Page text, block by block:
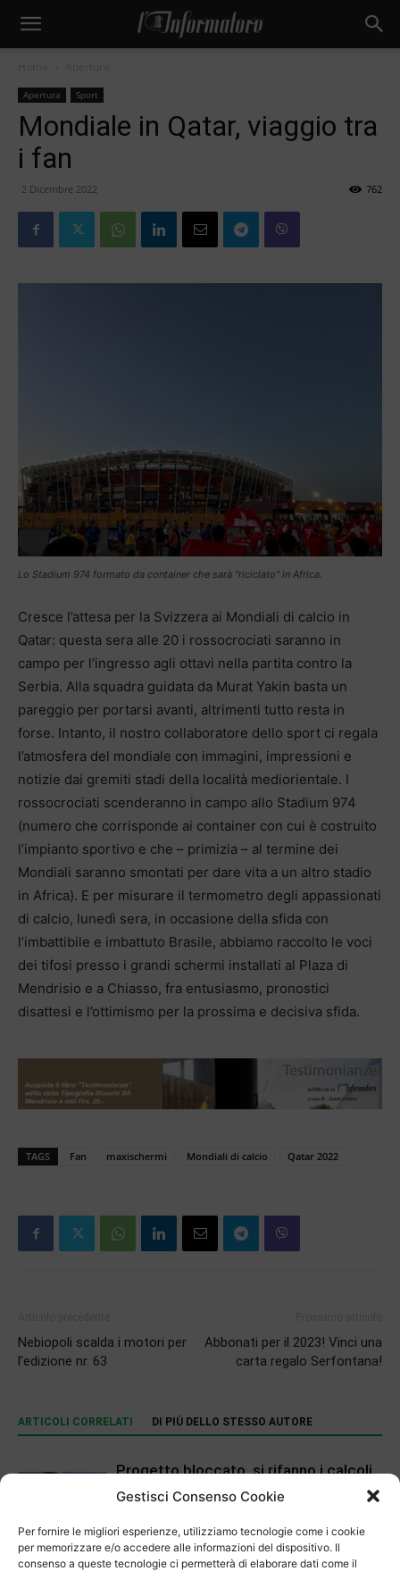
Gestisci Consenso Cookie
Per fornire le migliori esperienze, utilizziamo tecnologie come i cookie
per memorizzare e/o accedere alle informazioni del dispositivo. Il
consenso a queste tecnologie ci permetterà di elaborare dati come il
Apertura Sport
Mondiale in Qatar, viaggio tra
i fan
2 Dicembre 2022 762
Lo Stadium 974 formato da container che sarà "riciclato" in Africa.
Cresce l’attesa per la Svizzera ai Mondiali di calcio in
Qatar: questa sera alle 20 i rossocrociati saranno in
campo per l’ingresso agli ottavi nella partita contro la
Serbia. Alla squadra guidata da Murat Yakin basta un
pareggio per portarsi avanti, altrimenti tutto resta in
forse. Intanto, il nostro collaboratore dello sport ci regala
l’atmosfera del mondiale con immagini, impressioni e
notizie dai gremiti stadi della località mediorientale. I
rossocrociati scenderanno in campo allo Stadium 974
(numero che corrisponde ai container con cui è costruito
l’impianto sportivo e che – primizia – al termine dei
Mondiali saranno smontati per dare vita a un altro stadio
in Africa). E per misurare il termometro degli appassionati
di calcio, lunedì sera, in occasione della sfida con
l’imbattibile e imbattuto Brasile, abbiamo raccolto le voci
dei tifosi presso i grandi schermi installati al Plaza di
Mendrisio e a Chiasso, fra entusiasmo, pronostici
disattesi e l’ottimismo per la prossima e decisiva sfida.
TAGS Fan maxischermi Mondiali di calcio Qatar 2022
Nebiopoli scalda i motori per
l’edizione nr. 63
Abbonati per il 2023! Vinci una
carta regalo Serfontana!
ARTICOLI CORRELATI DI PIÙ DELLO STESSO AUTORE
Apertura
Progetto bloccato, si rifanno i calcoli
Delli Carri sposa il Mendrisio